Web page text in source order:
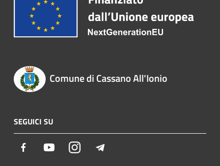
Comune di Cassano All'Ionio
SEGUICI SU
Facebook YoutubeInstagram